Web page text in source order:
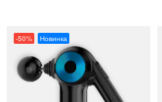
-50% Новинка